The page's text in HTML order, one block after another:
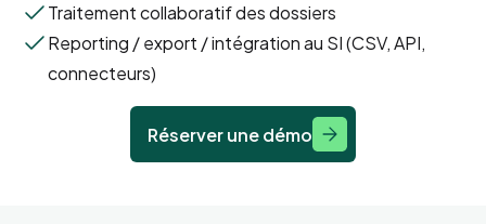
Traitement collaboratif des dossiers
Reporting / export / intégration au SI (CSV, API,
connecteurs)
Réserver une démo